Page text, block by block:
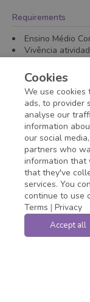
Requirements
Ensino Médio
Vivência
Vigor Físico;
Postura
Disponibilidade
Application
Cookies
We use cookies
ads, to provider
analyse our
information
our social
partners who
information that
that they've
services. You
continue to use
Terms | Privacy
Accept all